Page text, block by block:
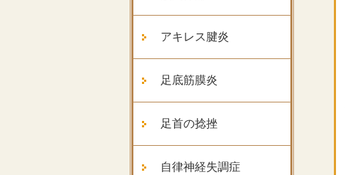
アキレス腱炎
足底筋膜炎
足首の捻挫
自律神経失調症